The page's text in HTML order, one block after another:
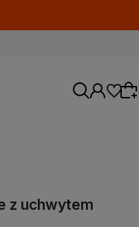
naszej aktualnej
przywrócić dodane
z uchwytem